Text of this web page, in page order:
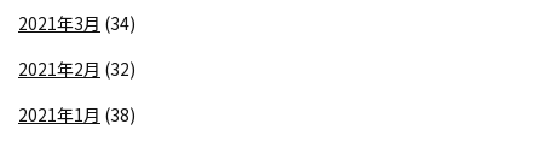
2021年3月 (34)
2021年2月 (32)
2021年1月 (38)